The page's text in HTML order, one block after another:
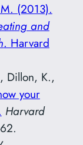
(2013).
and
. Harvard
Dillon, K.,
your
Harvard